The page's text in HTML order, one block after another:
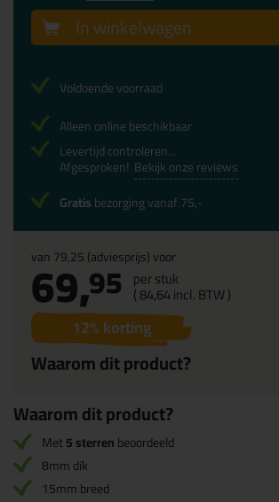
van79,25(adviesprijs) voor
69,95 per stuk
(84,64incl. BTW )
12% korting
Waarom dit product?
In winkelwagen
Voldoende voorraad
Alleen online beschikbaar
Levertijd controleren...
Afgesproken! Bekijk onze reviews
Gratisbezorging vanaf 75,-
Waarom dit product?
Met5 sterrenbeoordeeld
8mm dik
15mm breed